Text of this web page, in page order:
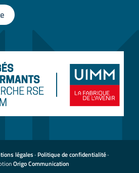
légales- Politique de confidentialité-
Origo Communication